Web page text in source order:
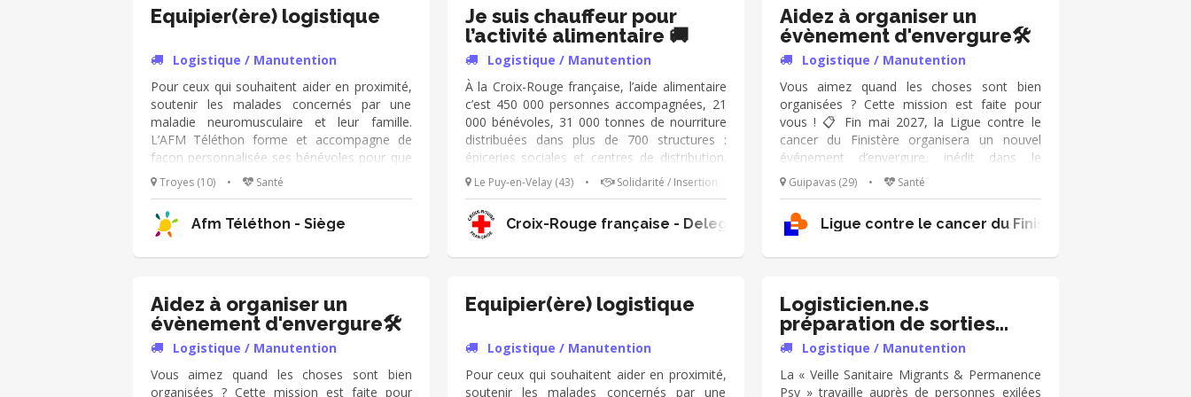
Grâce à toi, les bénévoles disposent du
matériel dont ils ont besoin pour agir dans
essentiel au bon fonctionnement de nos
activités !
concernées Crée rune dynamique
d’ouverture, de convivialité, de partage.
Rendre accessible des activités culturelles et
permettre ainsi aux personnes malades de se
sentir citoyen à part entière.
concernées Crée rune dynamique
d’ouverture, de convivialité, de partage.
Rendre accessible des activités culturelles et
permettre ainsi aux personnes malades de se
sentir citoyen à part entière.
Equipier(ère) logistique
Logistique / Manutention
Pour ceux qui souhaitent aider en proximité,
soutenir les malades concernés par une
maladie neuromusculaire et leur famille.
L’AFM Téléthon forme et accompagne de
façon personnalisée ses bénévoles pour que
« donner du temps soit une expérience
épanouissante ». Les bénévoles de la
délégation départementale souhaitent
étoffer leur équipe pour développer les
concernées Crée rune dynamique
d’ouverture, de convivialité, de partage.
Rendre accessible des activités culturelles et
permettre ainsi aux personnes malades de se
sentir citoyen à part entière.
Troyes (10) • Santé
Afm Téléthon - Siège
Je suis chauffeur pour
l’activité alimentaire 🚚
Logistique / Manutention
À la Croix-Rouge française, l’aide alimentaire
c’est 450 000 personnes accompagnées, 21
000 bénévoles, 31 000 tonnes de nourriture
distribuées dans plus de 700 structures :
épiceries sociales et centres de distribution.
En tant que bénévole, tes missions sont : ➔
Conduire un véhicule utilitaire Croix-Rouge et
effectuer des tournées régulières dans les
magasins partenaires afin de récupérer les
denrées alimentaires 🚚 ➔ Participer au
avec la gestion de stocks et aimes travailler
en équipe, rejoins-nous et deviens un maillon
alimentaire !
Le Puy-en-Velay (43) • Solidarité / Insertion
Croix-Rouge française - Delegation Territoriale de la Haute Loire
Aidez à organiser un
évènement d'envergure🛠️
Logistique / Manutention
Vous aimez quand les choses sont bien
organisées ? Cette mission est faite pour
vous ! 📋 Fin mai 2027, la Ligue contre le
cancer du Finistère organisera un nouvel
événement d’envergure, inédit dans le
département. Pour préparer ce temps fort,
nous recherchons une personne prête à
rejoindre l’aventure côté logistique. Votre
mission : appuyer la personne responsable
d’organisation, participation au plan du site,
signalétique, installation, accès, circulation,
stationnement et solutions à prévoir en cas
d’imprévu.
Guipavas (29) • Santé
Ligue contre le cancer du Finistère
Aidez à organiser un
évènement d'envergure🛠️
Logistique / Manutention
Vous aimez quand les choses sont bien
organisées ? Cette mission est faite pour
Equipier(ère) logistique
Logistique / Manutention
Pour ceux qui souhaitent aider en proximité,
soutenir les malades concernés par une
Logisticien.ne.s
préparation de sorties
terrains
Logistique / Manutention
La « Veille Sanitaire Migrants & Permanence
Psy » travaille auprès de personnes exilées